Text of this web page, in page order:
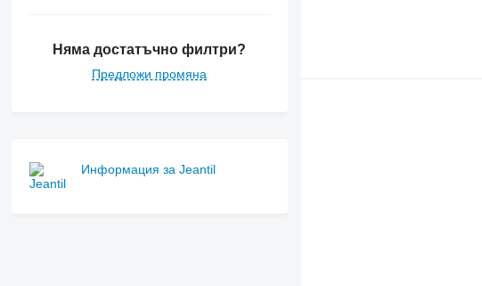
Няма достатъчно филтри?
Предложи промяна
Информация за Jeantil